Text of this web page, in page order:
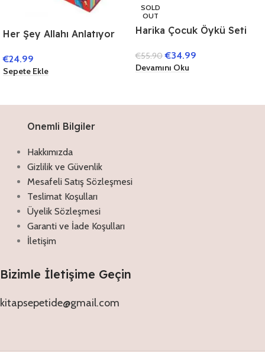
Her Şey Allahı Anlatıyor
€24.99
Sepete Ekle
SOLD
OUT
Harika Çocuk Öykü Seti
€55.90 €34.99
Devamını Oku
Onemli Bilgiler
Hakkımızda
Gizlilik ve Güvenlik
Mesafeli Satış Sözleşmesi
Teslimat Koşulları
Üyelik Sözleşmesi
Garanti ve İade Koşulları
İletişim
Bizimle İletişime Geçin
kitapsepetide@gmail.com